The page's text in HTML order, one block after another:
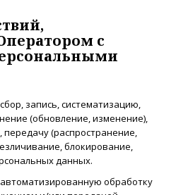
с
запись, систематизацию,
(обновление, изменение),
(распространение,
блокирование,
данных.
обработку